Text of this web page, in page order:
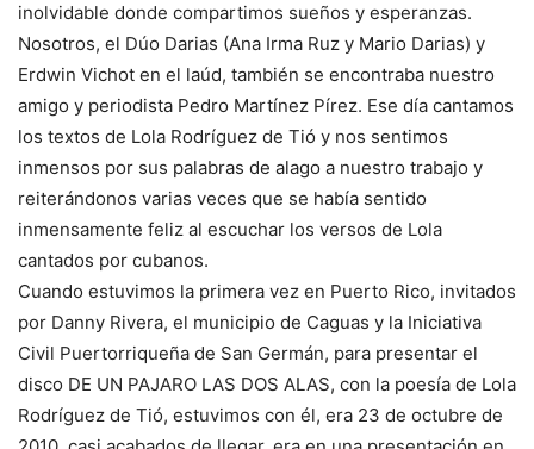
inolvidable donde compartimos sueños y esperanzas.
Nosotros, el Dúo Darias (Ana Irma Ruz y Mario Darias) y
Erdwin Vichot en el laúd, también se encontraba nuestro
amigo y periodista Pedro Martínez Pírez. Ese día cantamos
los textos de Lola Rodríguez de Tió y nos sentimos
inmensos por sus palabras de alago a nuestro trabajo y
reiterándonos varias veces que se había sentido
inmensamente feliz al escuchar los versos de Lola
cantados por cubanos.
Cuando estuvimos la primera vez en Puerto Rico, invitados
por Danny Rivera, el municipio de Caguas y la Iniciativa
Civil Puertorriqueña de San Germán, para presentar el
disco DE UN PAJARO LAS DOS ALAS, con la poesía de Lola
Rodríguez de Tió, estuvimos con él, era 23 de octubre de